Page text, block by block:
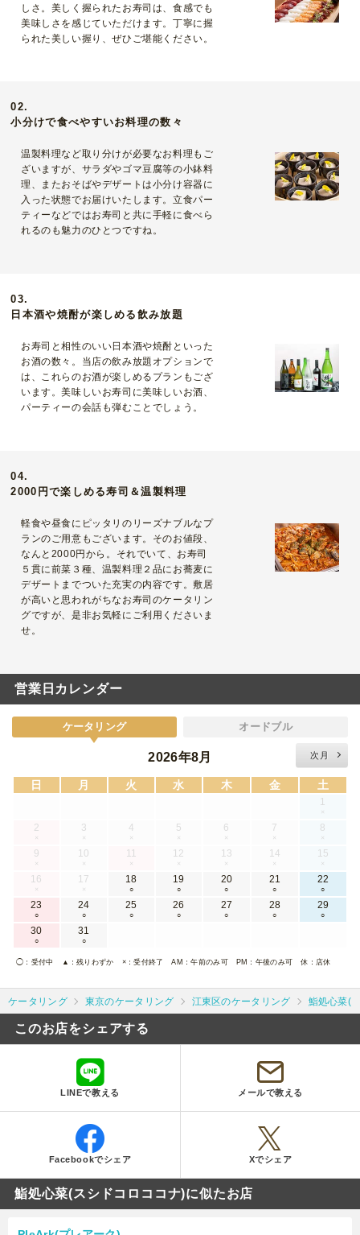
しさ。美しく握られたお寿司は、食感でも
美味しさを感じていただけます。丁寧に握
られた美しい握り、ぜひご堪能ください。
02.
小分けで食べやすいお料理の数々
温製料理など取り分けが必要なお料理もご
ざいますが、サラダやゴマ豆腐等の小鉢料
理、またおそばやデザートは小分け容器に
入った状態でお届けいたします。立食パー
ティーなどではお寿司と共に手軽に食べら
れるのも魅力のひとつですね。
03.
日本酒や焼酎が楽しめる飲み放題
お寿司と相性のいい日本酒や焼酎といった
お酒の数々。当店の飲み放題オプションで
は、これらのお酒が楽しめるプランもござ
います。美味しいお寿司に美味しいお酒、
パーティーの会話も弾むことでしょう。
04.
2000円で楽しめる寿司＆温製料理
軽食や昼食にピッタリのリーズナブルなプ
ランのご用意もございます。そのお値段、
なんと2000円から。それでいて、お寿司
５貫に前菜３種、温製料理２品にお蕎麦に
デザートまでついた充実の内容です。敷居
が高いと思われがちなお寿司のケータリン
グですが、是非お気軽にご利用くださいま
せ。
営業日カレンダー
ケータリング オードブル
2026年8月 次月
日 月 火 水 木 金 土
1
×
2
×
3
×
4
×
5
×
6
×
7
×
8
×
9
×
10
×
11
×
12
×
13
×
14
×
15
×
16
×
17
×
18
○
19
○
20
○
21
○
22
○
23
○
24
○
25
○
26
○
27
○
28
○
29
○
30
○
31
○
◯ ：受付中 ▲ ：残りわずか ×：受付終了 AM ：午前のみ可 PM ：午後のみ可 休 ：店休
ケータリング 東京のケータリング 江東区のケータリング 鮨処心菜(
このお店をシェアする
LINEで教える メールで教える
Facebookでシェア Xでシェア
鮨処心菜(スシドコロココナ)に似たお店